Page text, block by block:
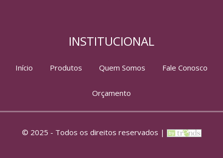
INSTITUCIONAL
Início Produtos Quem Somos Fale Conosco
Orçamento
© 2025 - Todos os direitos reservados |